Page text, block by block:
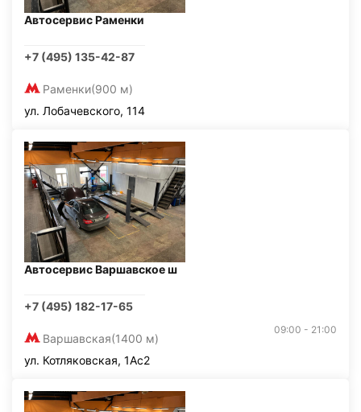
Автосервис Раменки
+7 (495) 135-42-87
Раменки(900 м)
ул. Лобачевского, 114
Автосервис Варшавское ш
+7 (495) 182-17-65
Варшавская(1400 м)
09:00 - 21:00
ул. Котляковская, 1Ас2